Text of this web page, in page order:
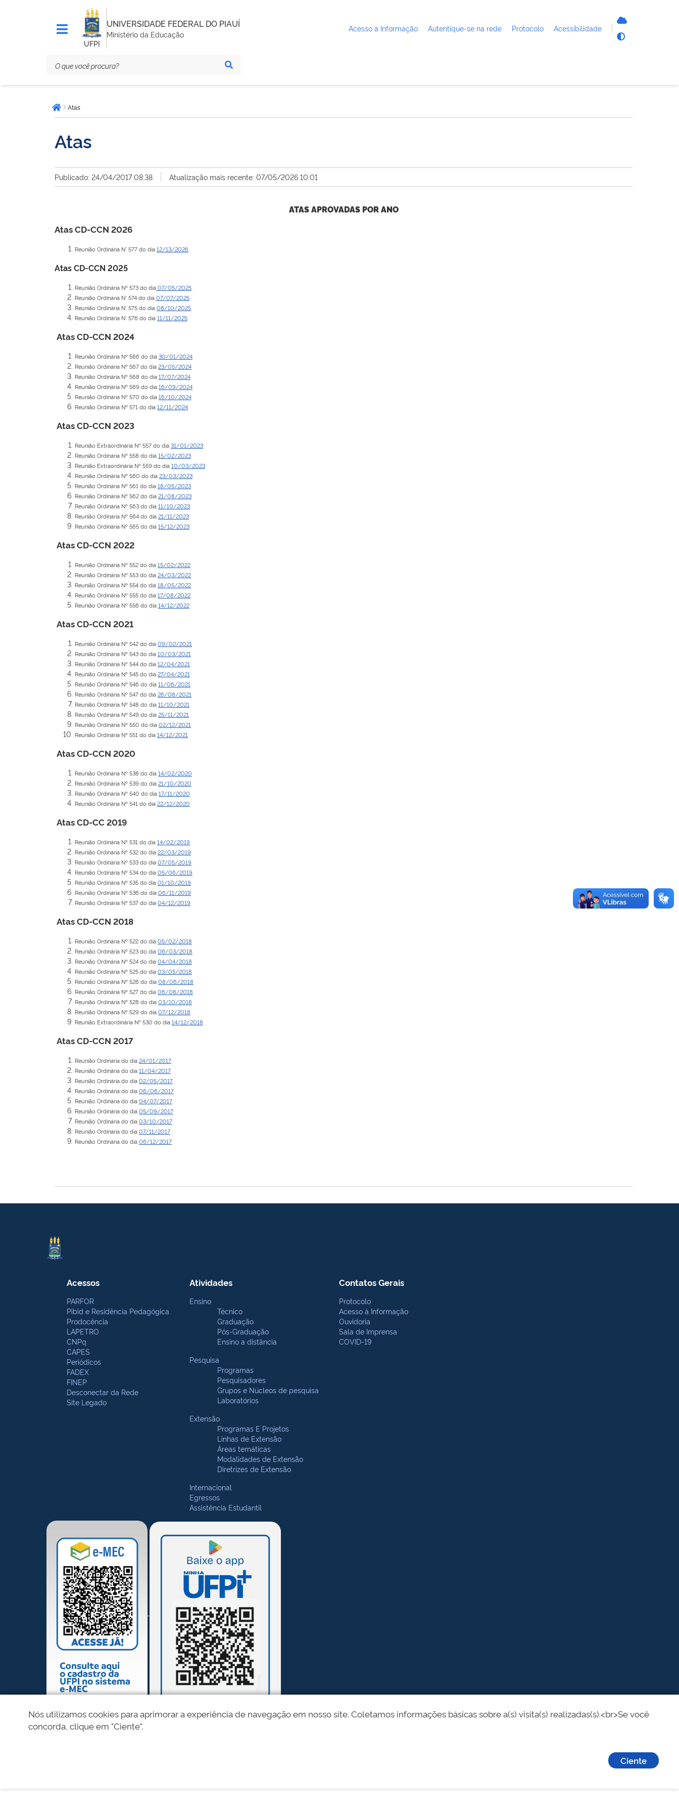
UFPI
UNIVERSIDADE FEDERAL DO PIAUÍ
Ministério da Educação
Acesso à Informação Autentique-se na rede Protocolo Acessibilidade
está
aqui:Página inicial
Atas
Atas
Publicado: 24/04/2017 08:38 Atualização mais recente: 07/05/2026 10:01
ATAS APROVADAS POR ANO
Atas CD-CCN 2026
Reunião Ordinária N° 577 do dia 12/13/2026.
Atas CD-CCN 2025
Reunião Ordinária Nº 573 do dia 07/05/2025.
Reunião Ordinária N° 574 do dia 07/07/2025.
Reunião Ordinária N° 575 do dia 08/10/2025.
Reunião Ordinária N° 576 do dia 11/11/2025.
Atas CD-CCN 2024
Reunião Ordinária Nº 566 do dia 30/01/2024
Reunião Ordinária Nº 567 do dia 23/05/2024
Reunião Ordinária Nº 568 do dia 17/07/2024
Reunião Ordinária Nº 569 do dia 16/09/2024
Reunião Ordinária Nº 570 do dia 16/10/2024
Reunião Ordinária Nº 571 do dia 12/11/2024
Atas CD-CCN 2023
Reunião Extraordinária Nº 557 do dia 31/01/2023
Reunião Ordinária Nº 558 do dia 15/02/2023
Reunião Extraordinária Nº 559 do dia 10/03/2023
Reunião Ordinária Nº 560 do dia 23/03/2023
Reunião Ordinária Nº 561 do dia 18/05/2023
Reunião Ordinária Nº 562 do dia 21/08/2023
Reunião Ordinária Nº 563 do dia 11/10/2023
Reunião Ordinária Nº 564 do dia 21/11/2023
Reunião Ordinária Nº 565 do dia 15/12/2023
Atas CD-CCN 2022
Reunião Ordinária Nº 552 do dia 15/02/2022
Reunião Ordinária Nº 553 do dia 24/03/2022
Reunião Ordinária Nº 554 do dia 18/05/2022
Reunião Ordinária Nº 555 do dia 17/08/2022
Reunião Ordinária Nº 556 do dia 14/12/2022
Atas CD-CCN 2021
Reunião Ordinária Nº 542 do dia 09/02/2021
Reunião Ordinária Nº 543 do dia 10/03/2021
Reunião Ordinária Nº 544 do dia 12/04/2021
Reunião Ordinária Nº 545 do dia 27/04/2021
Reunião Ordinária Nº 546 do dia 11/06/2021
Reunião Ordinária Nº 547 do dia 26/08/2021
Reunião Ordinária Nº 548 do dia 11/10/2021
Reunião Ordinária Nº 549 do dia 25/11/2021
Reunião Ordinária Nº 550 do dia 02/12/2021
Reunião Ordinária Nº 551 do dia 14/12/2021
Atas CD-CCN 2020
Reunião Ordinária Nº 538 do dia 14/02/2020
Reunião Ordinária Nº 539 do dia 21/10/2020
Reunião Ordinária Nº 540 do dia 17/11/2020
Reunião Ordinária Nº 541 do dia 22/12/2020
Atas CD-CC 2019
Reunião Ordinária Nº 531 do dia 14/02/2019
Reunião Ordinária Nº 532 do dia 22/03/2019
Reunião Ordinária Nº 533 do dia 07/05/2019
Reunião Ordinária Nº 534 do dia 05/06/2019
Reunião Ordinária Nº 535 do dia 01/10/2019
Reunião Ordinária Nº 536 do dia 06/11/2019
Reunião Ordinária Nº 537 do dia 04/12/2019
Atas CD-CCN 2018
Reunião Ordinária Nº 522 do dia 05/02/2018
Reunião Ordinária Nº 523 do dia 06/03/2018
Reunião Ordinária Nº 524 do dia 04/04/2018
Reunião Ordinária Nº 525 do dia 03/05/2018
Reunião Ordinária Nº 526 do dia 08/06/2018
Reunião Ordinária Nº 527 do dia 06/08/2018
Reunião Ordinária Nº 528 do dia 03/10/2018
Reunião Ordinária Nº 529 do dia 07/12/2018
Reunião Extraordinária Nº 530 do dia 14/12/2018
Atas CD-CCN 2017
Reunião Ordinária do dia 24/01/2017
Reunião Ordinária do dia 11/04/2017
Reunião Ordinária do dia 02/05/2017
Reunião Ordinária do dia 06/06/2017
Reunião Ordinária do dia 04/07/2017
Reunião Ordinária do dia 05/09/2017
Reunião Ordinária do dia 03/10/2017
Reunião Ordinária do dia 07/11/2017
Reunião Ordinária do dia 06/12/2017
Acessos
PARFOR
Pibid e Residência Pedagógica
Prodocência
LAPETRO
CNPq
CAPES
Periódicos
FADEX
FINEP
Desconectar da Rede
Site Legado
Atividades
Ensino
Técnico
Graduação
Pós-Graduação
Ensino a distância
Pesquisa
Programas
Pesquisadores
Grupos e Núcleos de pesquisa
Laboratórios
Extensão
Programas E Projetos
Linhas de Extensão
Áreas temáticas
Modalidades de Extensão
Diretrizes de Extensão
Internacional
Egressos
Assistência Estudantil
Contatos Gerais
Protocolo
Acesso à Informação
Ouvidoria
Sala de Imprensa
COVID-19
Nós utilizamos cookies para aprimorar a experiência de navegação em nosso site. Coletamos informações básicas sobre a(s) visita(s) realizadas(s).<br>Se você
concorda, clique em "Ciente".
Ciente